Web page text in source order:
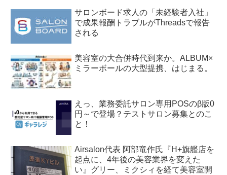
サロンボード求人の「未経験者入社」
で成果報酬トラブルがThreadsで報告
される
美容室の大合併時代到来か。ALBUM×
ミラーボールの大型提携、はじまる。
えっ、業務委託サロン専用POSのβ版0
円～で登場？テストサロン募集とのこ
と！
Airsalon代表 阿部竜作氏『H+旗艦店を
起点に、4年後の美容業界を変えた
い』グリー、ミクシィを経て美容室開